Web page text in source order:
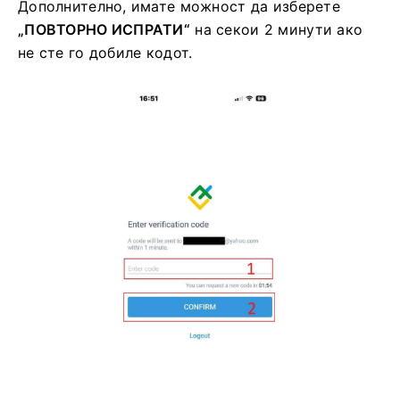
Дополнително, имате можност да изберете
„ПОВТОРНО ИСПРАТИ“ на секои 2 минути ако
не сте го добиле кодот.